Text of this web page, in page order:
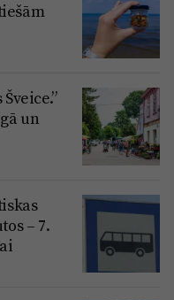
un
– 7.